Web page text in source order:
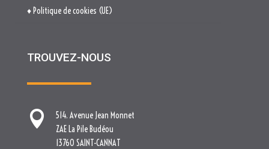

514. Avenue Jean Monnet

 contact[at]nova-groupe.fr